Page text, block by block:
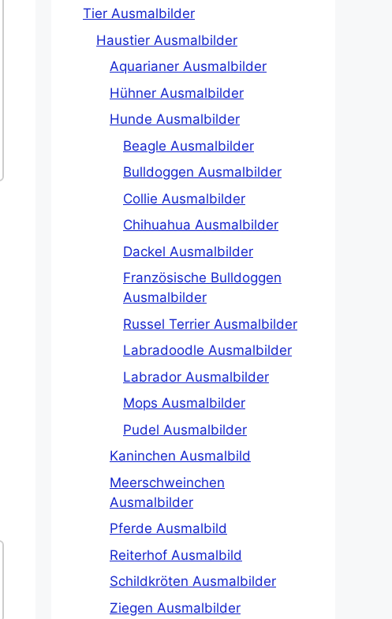
Tier Ausmalbilder
Haustier Ausmalbilder
Aquarianer Ausmalbilder
Hühner Ausmalbilder
Hunde Ausmalbilder
Beagle Ausmalbilder
Bulldoggen Ausmalbilder
Collie Ausmalbilder
Chihuahua Ausmalbilder
Dackel Ausmalbilder
Französische Bulldoggen
Ausmalbilder
Russel Terrier Ausmalbilder
Labradoodle Ausmalbilder
Labrador Ausmalbilder
Mops Ausmalbilder
Pudel Ausmalbilder
Kaninchen Ausmalbild
Meerschweinchen
Ausmalbilder
Pferde Ausmalbild
Reiterhof Ausmalbild
Schildkröten Ausmalbilder
Ziegen Ausmalbilder